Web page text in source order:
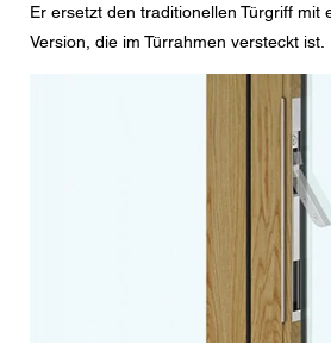
Er ersetzt den traditionellen Türgriff mit
Version, die im Türrahmen versteckt ist.